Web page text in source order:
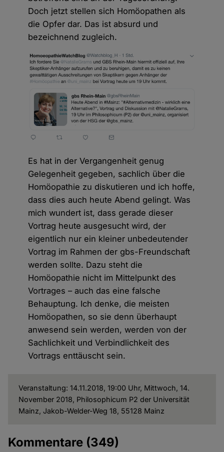
Doch jetzt stellen sich Homöopathen als
die Opfer dar. Das ist absurd und
bezeichnend zugleich.
Es hat in der Vergangenheit genug
Gelegenheit gegeben, sachlich über die
Homöopathie zu diskutieren und ich hoffe,
dass dies auch heute Abend gelingt. Was
mich wundert ist, dass gerade dieser
Vortrag heute ausgesucht wird, der
eigentlich nur ein kleiner unbedeutender
Vortrag im Rahmen der gbs-Freundschaft
werden sollte. Dazu steht die
Homöopathie nicht im Mittelpunkt des
Vortrages – auch das eine falsche
Behauptung. Ich denke, die meisten
Homöopathen, so sie denn überhaupt
anwesend sein werden, werden von der
Sachlichkeit und Verbindlichkeit des
Vortrags enttäuscht sein.
Veranstaltung: 14.11.2018, 19:00 Uhr, Mittwoch, 14.
November 2018, Philosophicum P2 der Universität
Mainz, Jakob-Welder-Weg 18, 55128 Mainz
Kommentare (349)